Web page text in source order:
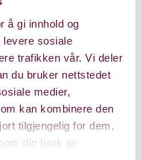
å gi innhold og
levere sosiale
trafikken vår. Vi deler
du bruker nettstedet
medier,
kan kombinere den
tilgjengelig for dem,
din bruk av